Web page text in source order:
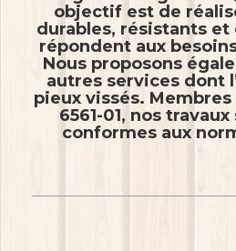
objectif est de
durables, résistants
répondent aux
Nous proposons
autres services dont
pieux vissés. Membres
6561-01, nos
conformes aux